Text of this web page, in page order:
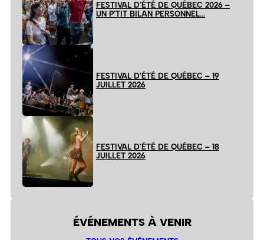
FESTIVAL D’ÉTÉ DE QUÉBEC 2026 –
UN P’TIT BILAN PERSONNEL…
FESTIVAL D’ÉTÉ DE QUÉBEC – 19
JUILLET 2026
FESTIVAL D’ÉTÉ DE QUÉBEC – 18
JUILLET 2026
ÉVÉNEMENTS À VENIR